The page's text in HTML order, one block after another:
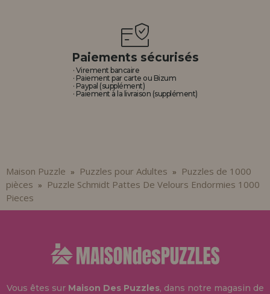
Paiements sécurisés
· Virement bancaire
· Paiement par carte ou Bizum
· Paypal (supplément)
· Paiement à la livraison (supplément)
Maison Puzzle » Puzzles pour Adultes »
Puzzles de 1000
pièces »
Puzzle Schmidt Pattes De Velours Endormies 1000
Pieces
Vous êtes sur Maison Des Puzzles, dans notre magasin de